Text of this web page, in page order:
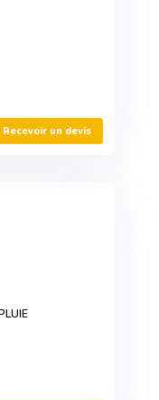
Recevoir un devis